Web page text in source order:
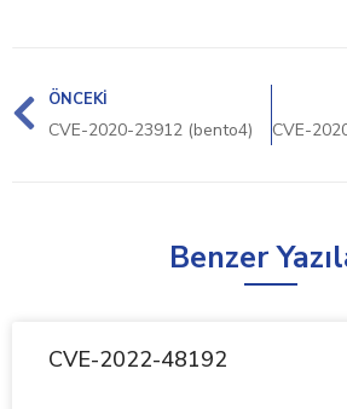
ÖNCEKI
CVE-2020-23912 (bento4)
Benzer
CVE-2022-48192